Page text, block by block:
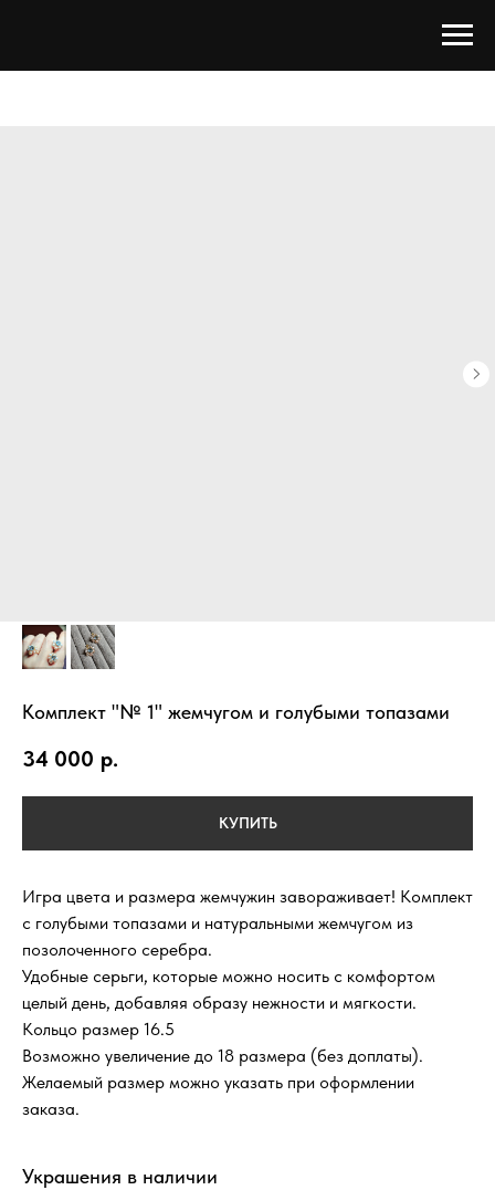
Комплект "№ 1" жемчугом и голубыми топазами
34 000 р.
КУПИТЬ
Игра цвета и размера жемчужин завораживает! Комплект
с голубыми топазами и натуральными жемчугом из
позолоченного серебра.
Удобные серьги, которые можно носить с комфортом
целый день, добавляя образу нежности и мягкости.
Кольцо размер 16.5
Возможно увеличение до 18 размера (без доплаты).
Желаемый размер можно указать при оформлении
заказа.
Украшения в наличии